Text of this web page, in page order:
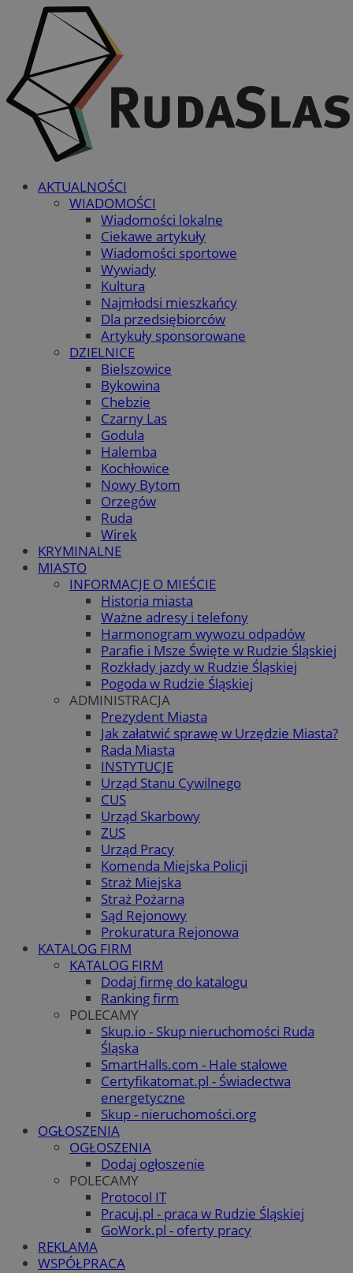
AKTUALNOŚCI
WIADOMOŚCI
Wiadomości lokalne
Ciekawe artykuły
Wiadomości sportowe
Wywiady
Kultura
Najmłodsi mieszkańcy
Dla przedsiębiorców
Artykuły sponsorowane
DZIELNICE
Bielszowice
Bykowina
Chebzie
Czarny Las
Godula
Halemba
Kochłowice
Nowy Bytom
Orzegów
Ruda
Wirek
KRYMINALNE
MIASTO
INFORMACJE O MIEŚCIE
Historia miasta
Ważne adresy i telefony
Harmonogram wywozu odpadów
Parafie i Msze Święte w Rudzie Śląskiej
Rozkłady jazdy w Rudzie Śląskiej
Pogoda w Rudzie Śląskiej
ADMINISTRACJA
Prezydent Miasta
Jak załatwić sprawę w Urzędzie Miasta?
Rada Miasta
INSTYTUCJE
Urząd Stanu Cywilnego
CUS
Urząd Skarbowy
ZUS
Urząd Pracy
Komenda Miejska Policji
Straż Miejska
Straż Pożarna
Sąd Rejonowy
Prokuratura Rejonowa
KATALOG FIRM
KATALOG FIRM
Dodaj firmę do katalogu
Ranking firm
POLECAMY
Skup.io - Skup nieruchomości Ruda
Śląska
SmartHalls.com - Hale stalowe
Certyfikatomat.pl - Świadectwa
energetyczne
Skup - nieruchomości.org
OGŁOSZENIA
OGŁOSZENIA
Dodaj ogłoszenie
POLECAMY
Protocol IT
Pracuj.pl - praca w Rudzie Śląskiej
GoWork.pl - oferty pracy
REKLAMA
WSPÓŁPRACA